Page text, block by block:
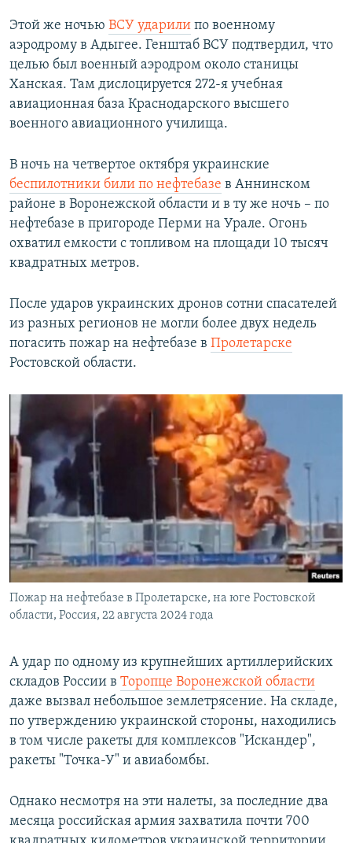
Этой же ночью ВСУ ударили по военному
аэродрому в Адыгее. Генштаб ВСУ подтвердил, что
целью был военный аэродром около станицы
Ханская. Там дислоцируется 272-я учебная
авиационная база Краснодарского высшего
военного авиационного училища.
В ночь на четвертое октября украинские
беспилотники били по нефтебазе в Аннинском
районе в Воронежской области и в ту же ночь – по
нефтебазе в пригороде Перми на Урале. Огонь
охватил емкости с топливом на площади 10 тысяч
квадратных метров.
После ударов украинских дронов сотни спасателей
из разных регионов не могли более двух недель
погасить пожар на нефтебазе в Пролетарске
Ростовской области.
Пожар на нефтебазе в Пролетарске, на юге Ростовской
области, Россия, 22 августа 2024 года
А удар по одному из крупнейших артиллерийских
складов России в Торопце Воронежской области
даже вызвал небольшое землетрясение. На складе,
по утверждению украинской стороны, находились
в том числе ракеты для комплексов "Искандер",
ракеты "Точка-У" и авиабомбы.
Однако несмотря на эти налеты, за последние два
месяца российская армия захватила почти 700